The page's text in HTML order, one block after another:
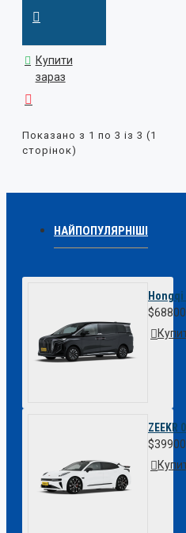
Купити
зараз
Показано з 1 по 3 із 3 (1
сторінок)
НАЙПОПУЛЯРНІШІ
Hongqi
$68800
ZEEKR
$39900